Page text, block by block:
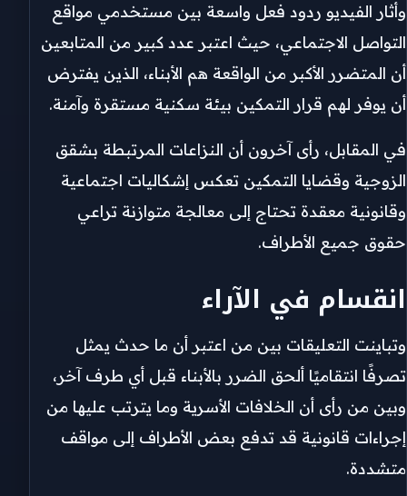
وأثار الفيديو ردود فعل واسعة بين مستخدمي مواقع
التواصل الاجتماعي، حيث اعتبر عدد كبير من المتابعين
أن المتضرر الأكبر من الواقعة هم الأبناء، الذين يفترض
أن يوفر لهم قرار التمكين بيئة سكنية مستقرة وآمنة.
في المقابل، رأى آخرون أن النزاعات المرتبطة بشقق
الزوجية وقضايا التمكين تعكس إشكاليات اجتماعية
وقانونية معقدة تحتاج إلى معالجة متوازنة تراعي
حقوق جميع الأطراف.
انقسام في الآراء
وتباينت التعليقات بين من اعتبر أن ما حدث يمثل
تصرفًا انتقاميًا ألحق الضرر بالأبناء قبل أي طرف آخر،
وبين من رأى أن الخلافات الأسرية وما يترتب عليها من
إجراءات قانونية قد تدفع بعض الأطراف إلى مواقف
متشددة.